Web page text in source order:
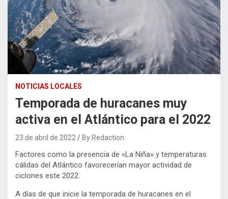
NOTICIAS LOCALES
Temporada de huracanes muy
activa en el Atlántico para el 2022
23 de abril de 2022 By Redaction
Factores como la presencia de «La Niña» y temperaturas
cálidas del Atlántico favorecerían mayor actividad de
ciclones este 2022.
A días de que inicie la temporada de huracanes en el